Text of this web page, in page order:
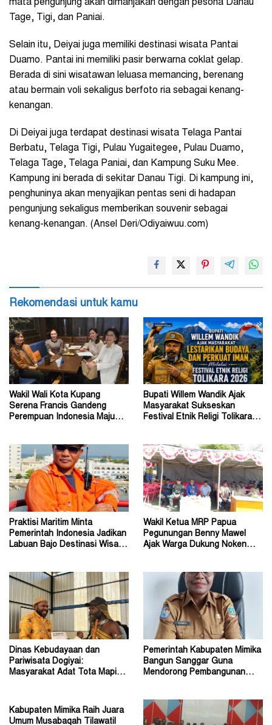
mata pengunjung akan dimanjakan dengan pesona Danau
Tage, Tigi, dan Paniai.
Selain itu, Deiyai juga memiliki destinasi wisata Pantai
Duamo. Pantai ini memiliki pasir berwarna coklat gelap.
Berada di sini wisatawan leluasa memancing, berenang
atau bermain voli sekaligus berfoto ria sebagai kenang-
kenangan.
Di Deiyai juga terdapat destinasi wisata Telaga Pantai
Berbatu, Telaga Tigi, Pulau Yugaitegee, Pulau Duamo,
Telaga Tage, Telaga Paniai, dan Kampung Suku Mee.
Kampung ini berada di sekitar Danau Tigi. Di kampung ini,
penghuninya akan menyajikan pentas seni di hadapan
pengunjung sekaligus memberikan souvenir sebagai
kenang-kenangan. (Ansel Deri/Odiyaiwuu.com)
Rekomendasi untuk kamu
Wakil Wali Kota Kupang
Serena Francis Gandeng
Perempuan Indonesia Maju
Bupati Willem Wandik Ajak
Masyarakat Sukseskan
Festival Etnik Religi Tolikara
Praktisi Maritim Minta
Pemerintah Indonesia Jadikan
Labuan Bajo Destinasi Wisata
Wakil Ketua MRP Papua
Pegunungan Benny Mawel
Ajak Warga Dukung Noken
Dinas Kebudayaan dan
Pariwisata Dogiyai:
Masyarakat Adat Tota Mapiha
Pemerintah Kabupaten Mimika
Bangun Sanggar Guna
Mendorong Pembangunan
Kabupaten Mimika Raih Juara
Umum Musabaqah Tilawatil